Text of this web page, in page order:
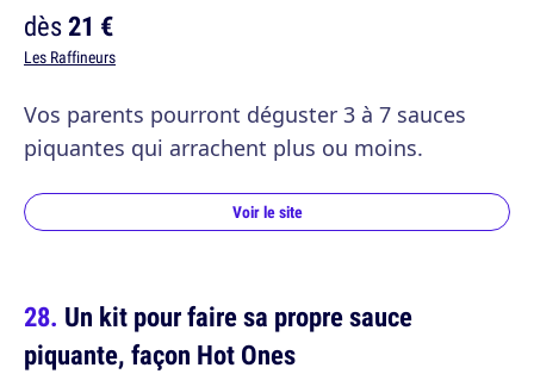
dès21 €
Les Raffineurs
Vos parents pourront déguster 3 à 7 sauces
piquantes qui arrachent plus ou moins.
Voir le site
Un kit pour faire sa propre sauce
piquante, façon Hot Ones